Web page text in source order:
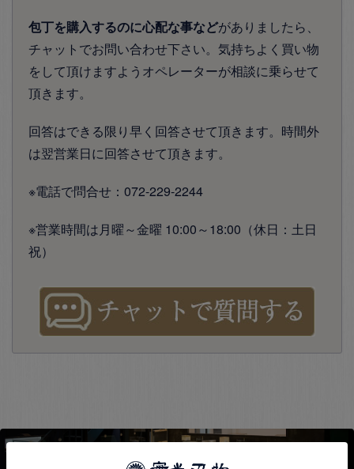
包丁を購入するのに心配な事などがありましたら、
チャットでお問い合わせ下さい。気持ちよく買い物
をして頂けますようオペレーターが相談に乗らせて
頂きます。
回答はできる限り早く回答させて頂きます。時間外
は翌営業日に回答させて頂きます。
※電話で問合せ：072-229-2244
※営業時間は月曜～金曜 10:00～18:00（休日：土日
祝）